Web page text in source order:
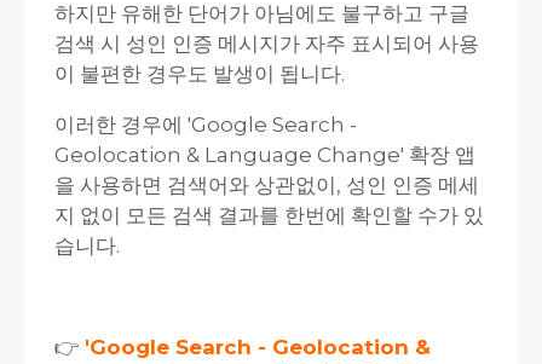
하지만 유해한 단어가 아님에도 불구하고 구글
검색 시 성인 인증 메시지가 자주 표시되어 사용
이 불편한 경우도 발생이 됩니다.
이러한 경우에 'Google Search -
Geolocation & Language Change' 확장 앱
을 사용하면 검색어와 상관없이, 성인 인증 메세
지 없이 모든 검색 결과를 한번에 확인할 수가 있
습니다.
👉 'Google Search - Geolocation &